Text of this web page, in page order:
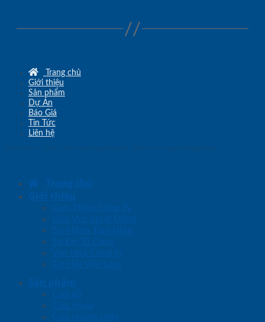
Trang chủ
Giới thiệu
Sản phẩm
Dự Án
Báo Giá
Tin Tức
Liên hệ
Trang chủ
Giới thiệu
Giới Thiệu Công Ty
Lĩnh Vực Hoạt Động
Sứ Mệnh Tầm Nhìn
Sơ Đồ Tổ Chức
Văn Hóa Công ty
Cơ Hội Việc Làm
Sản phẩm
Cửa gỗ
Cửa nhựa
Cửa chống cháy